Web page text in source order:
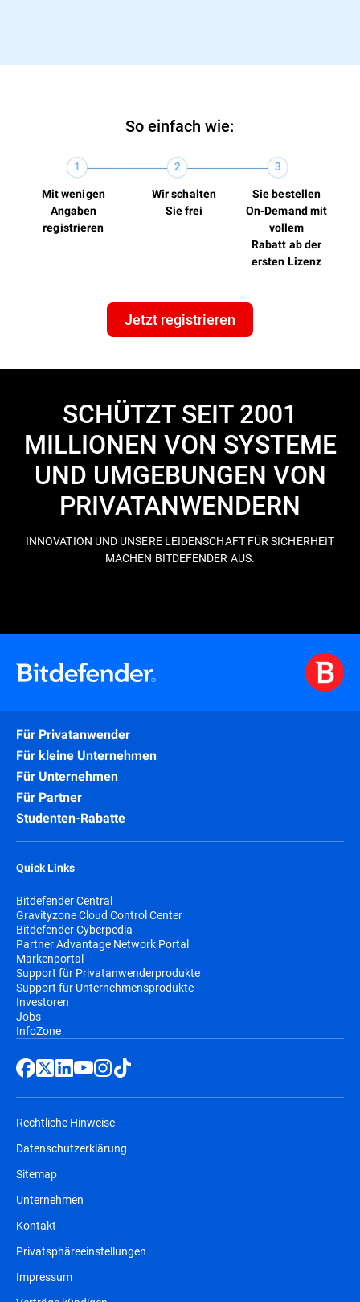
So einfach wie:
Mit wenigen
Angaben
registrieren
Wir schalten
Sie frei
Sie bestellen
On-Demand mit
vollem
Rabatt ab der
ersten Lizenz
Jetzt registrieren
SCHÜTZT SEIT 2001
MILLIONEN VON SYSTEME
UND UMGEBUNGEN VON
PRIVATANWENDERN
INNOVATION UND UNSERE LEIDENSCHAFT FÜR SICHERHEIT
MACHEN BITDEFENDER AUS.
Für Privatanwender
Für kleine Unternehmen
Für Unternehmen
Für Partner
Studenten-Rabatte
Quick Links
Bitdefender Central
Gravityzone Cloud Control Center
Bitdefender Cyberpedia
Partner Advantage Network Portal
Markenportal
Support für Privatanwenderprodukte
Support für Unternehmensprodukte
Investoren
Jobs
InfoZone
Rechtliche Hinweise
Datenschutzerklärung
Sitemap
Unternehmen
Kontakt
Privatsphäreeinstellungen
Impressum